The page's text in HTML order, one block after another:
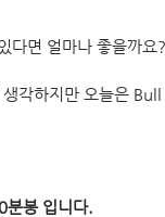
다면 얼마나 좋을까요?
각하지만 오늘은
분봉 입니다.